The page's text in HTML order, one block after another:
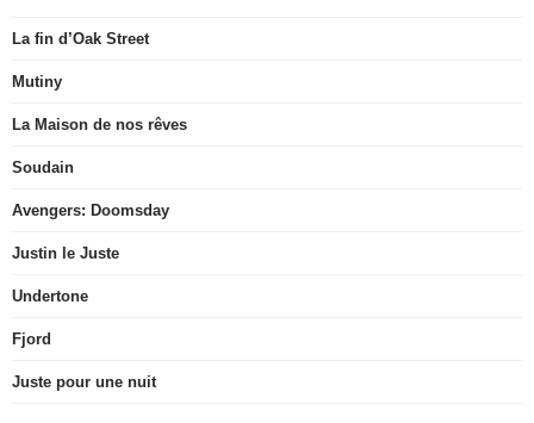
La fin d’Oak Street
Mutiny
La Maison de nos rêves
Soudain
Avengers: Doomsday
Justin le Juste
Undertone
Fjord
Juste pour une nuit